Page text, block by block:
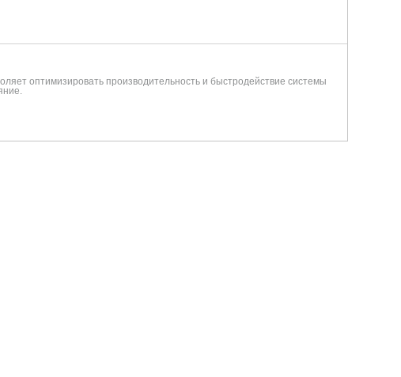
оптимизировать производительность и быстродействие системы